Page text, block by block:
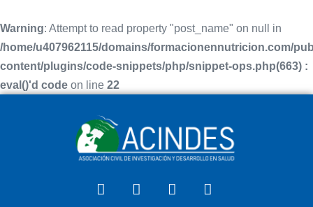
Warning: Attempt to read property "post_name" on null in
/home/u407962115/domains/formacionennutricion.com/
content/plugins/code-snippets/php/snippet-ops.php(663) :
eval()'d code on line 22